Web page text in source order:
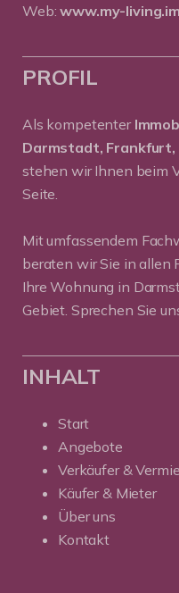
Web:www.my-
PROFIL
Als kompetenter
Darmstadt, Frankfurt,
stehen wir Ihnen beim
Seite.
Mit umfassendem
beraten wir Sie in allen
Ihre Wohnung in
Gebiet. Sprechen Sie
INHALT
Start
Angebote
Verkäufer &
Käufer & Mieter
Über uns
Kontakt